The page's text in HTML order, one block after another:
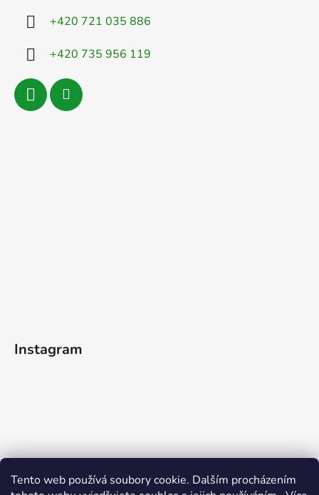
Tento web používá soubory cookie. Dalším procházením
+420 721 035 886
+420 735 956 119
Instagram